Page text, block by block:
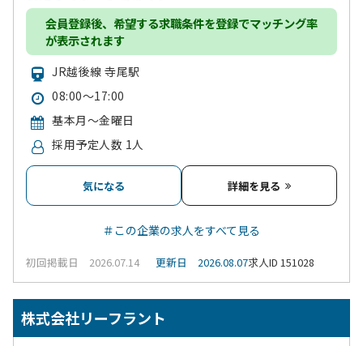
会員登録後、希望する求職条件を登録でマッチング率
が表示されます
JR越後線 寺尾駅
08:00～17:00
基本月～金曜日
採用予定人数 1人
気になる 詳細を見る
＃この企業の求人をすべて見る
初回掲載日 2026.07.14 更新日 2026.08.07求人ID 151028
株式会社リーフラント